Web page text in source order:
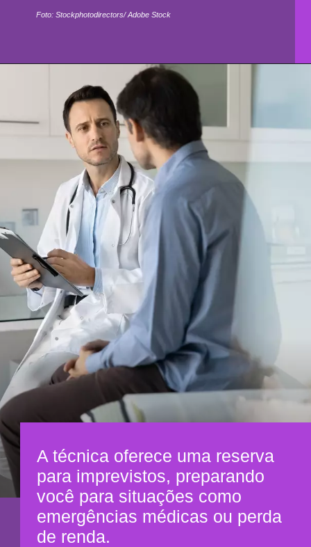
A técnica oferece uma reserva
para imprevistos, preparando
você para situações como
emergências médicas ou perda
de renda.